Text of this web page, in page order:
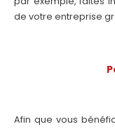
de votre entreprise
Afin que vous